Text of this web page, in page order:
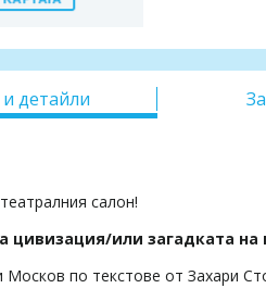
детайли
салон!
цивизация/или загадката
Москов по текстове от Захари